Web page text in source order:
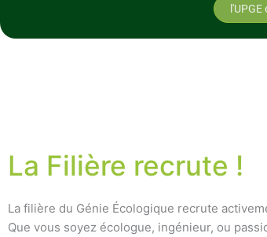
l'UPGE
La Filière recrute !
La filière du Génie Écologique recrute
Que vous soyez écologue, ingénieur, ou